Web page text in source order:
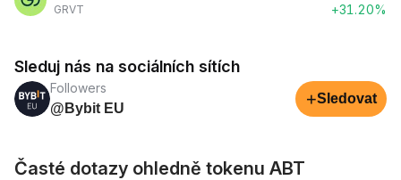
GRVT
+31.20%
Sleduj nás na sociálních sítích
Followers
@Bybit EU
+Sledovat
Časté dotazy ohledně tokenu ABT